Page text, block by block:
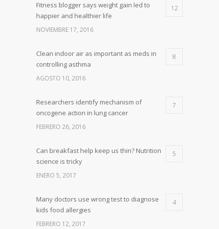
Fitness blogger says weight gain led to
happier and healthier life
12
NOVIEMBRE 17, 2016
Clean indoor air as important as meds in
controlling asthma
8
AGOSTO 10, 2016
Researchers identify mechanism of
oncogene action in lung cancer
7
FEBRERO 26, 2016
Can breakfast help keep us thin? Nutrition
science is tricky
5
ENERO 5, 2017
Many doctors use wrong test to diagnose
kids food allergies
4
FEBRERO 12, 2017